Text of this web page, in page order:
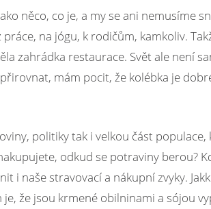
něco, co je, a my se ani nemusíme
na jógu, k rodičům, kamkoliv.
zahrádka restaurace. Svět ale není
mám pocit, že kolébka je
politiky tak i velkou část
odkud se potraviny berou?
i naše stravovací a nákupní zvyky.
že jsou krmené obilninami a sójou